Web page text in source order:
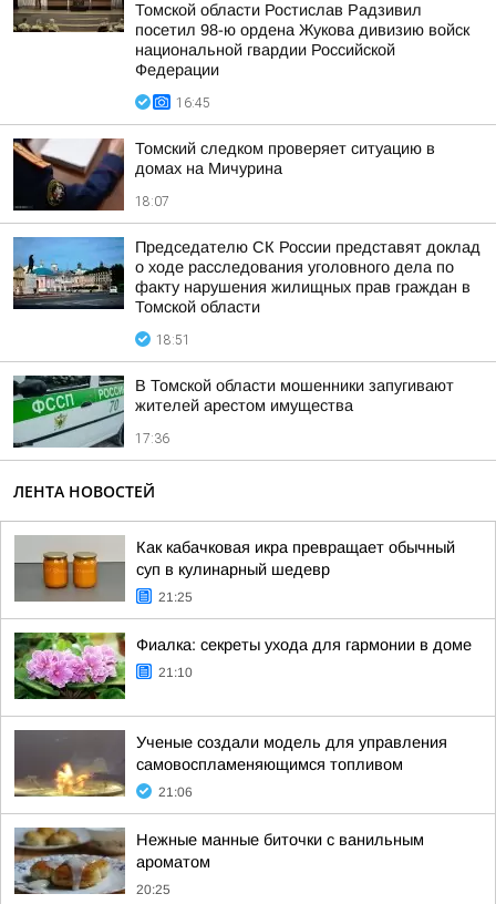
Томской области Ростислав Радзивил
посетил 98-ю ордена Жукова дивизию войск
национальной гвардии Российской
Федерации
16:45
Томский следком проверяет ситуацию в
домах на Мичурина
18:07
Председателю СК России представят доклад
о ходе расследования уголовного дела по
факту нарушения жилищных прав граждан в
Томской области
18:51
В Томской области мошенники запугивают
жителей арестом имущества
17:36
ЛЕНТА НОВОСТЕЙ
Как кабачковая икра превращает обычный
суп в кулинарный шедевр
21:25
Фиалка: секреты ухода для гармонии в доме
21:10
Ученые создали модель для управления
самовоспламеняющимся топливом
21:06
Нежные манные биточки с ванильным
ароматом
20:25